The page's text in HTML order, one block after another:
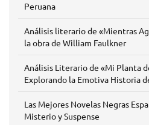
Peruana
Análisis literario de «Mientras
la obra de William Faulkner
Análisis Literario de «Mi Planta
Explorando la Emotiva Historia
Las Mejores Novelas Negras
Misterio y Suspense